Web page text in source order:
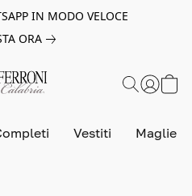
IN MODO VELOCE
ORA
Vestiti Maglie e